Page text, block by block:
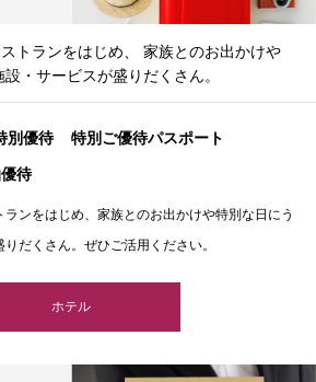
トランをはじめ、 家族とのお出かけや
・サービスが盛りだくさん。
別優待 特別ご優待パスポート
待
ンをはじめ、家族とのお出かけや特別な日にう
だくさん。ぜひご活用ください。
ホテル